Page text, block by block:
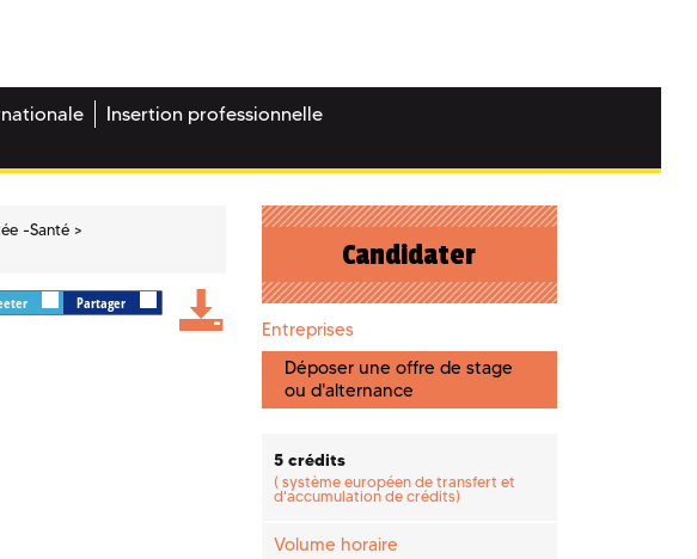
Insertion professionnelle
-Santé
Partager
Candidater
Entreprises
Déposer une offre de stage
ou d'alternance
5 crédits
( système européen de transfert et
d'accumulation de crédits)
Volume horaire